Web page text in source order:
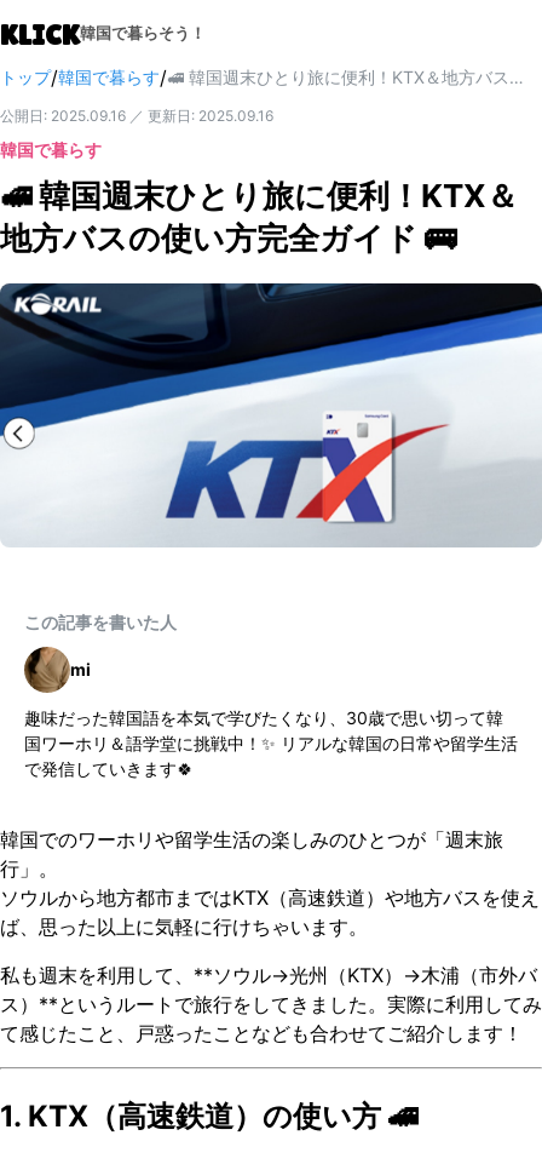
KLICK韓国で暮らそう！
トップ/韓国で暮らす/ 🚅 韓国週末ひとり旅に便利！KTX＆地方バスの使い方完全ガイド 🚌
公開日 : 2025.09.16 ／ 更新日 : 2025.09.16
韓国で暮らす
🚅 韓国週末ひとり旅に便利！KTX＆
地方バスの使い方完全ガイド 🚌
この記事を書いた人
mi
趣味だった韓国語を本気で学びたくなり、30歳で思い切って韓
国ワーホリ＆語学堂に挑戦中！✨ リアルな韓国の日常や留学生活
で発信していきます🍀
韓国でのワーホリや留学生活の楽しみのひとつが「週末旅
行」。
ソウルから地方都市まではKTX（高速鉄道）や地方バスを使え
ば、思った以上に気軽に行けちゃいます。
私も週末を利用して、**ソウル→光州（KTX）→木浦（市外バ
ス）**というルートで旅行をしてきました。実際に利用してみ
て感じたこと、戸惑ったことなども合わせてご紹介します！
1. KTX（高速鉄道）の使い方 🚄